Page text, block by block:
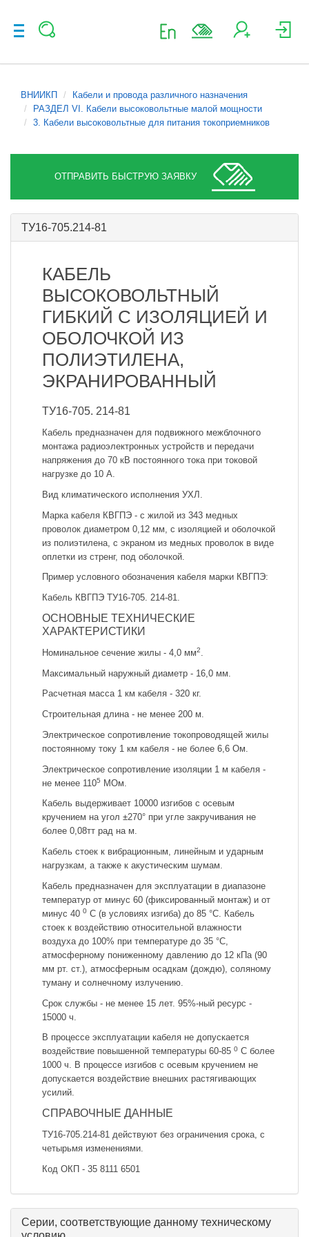
ВНИИКП
Кабели и провода различного назначения
РАЗДЕЛ VI. Кабели высоковольтные малой мощности
3. Кабели высоковольтные для питания токоприемников
ОТПРАВИТЬ БЫСТРУЮ ЗАЯВКУ
ТУ16-705.214-81
КАБЕЛЬ
ВЫСОКОВОЛЬТНЫЙ
ГИБКИЙ С ИЗОЛЯЦИЕЙ И
ОБОЛОЧКОЙ ИЗ
ПОЛИЭТИЛЕНА,
ЭКРАНИРОВАННЫЙ
ТУ16-705. 214-81
Кабель предназначен для подвижного межблочного
монтажа радиоэлектронных устройств и передачи
напряжения до 70 кВ постоянного тока при токовой
нагрузке до 10 А.
Вид климатического исполнения УХЛ.
Марка кабеля КВГПЭ - с жилой из 343 медных
проволок диаметром 0,12 мм, с изоляцией и оболочкой
из полиэтилена, с экраном из медных проволок в виде
оплетки из стренг, под оболочкой.
Пример условного обозначения кабеля марки КВГПЭ:
Кабель КВГПЭ ТУ16-705. 214-81.
ОСНОВНЫЕ ТЕХНИЧЕСКИЕ
ХАРАКТЕРИСТИКИ
Номинальное сечение жилы - 4,0 мм2
Максимальный наружный диаметр - 16,0 мм.
Расчетная масса 1 км кабеля - 320 кг.
Строительная длина - не менее 200 м.
Электрическое сопротивление токопроводящей жилы
постоянному току 1 км кабеля - не более 6,6 Ом.
Электрическое сопротивление изоляции 1 м кабеля -
не менее 1105 МОм.
Кабель выдерживает 10000 изгибов с осевым
кручением на угол ±270° при угле закручивания не
более 0,08тт рад на м.
Кабель стоек к вибрационным, линейным и ударным
нагрузкам, а также к акустическим шумам.
Кабель предназначен для эксплуатации в диапазоне
температур от минус 60 (фиксированный монтаж) и от
минус 40 0 С (в условиях изгиба) до 85 °С. Кабель
стоек к воздействию относительной влажности
воздуха до 100% при температуре до 35 °С,
атмосферному пониженному давлению до 12 кПа (90
мм рт. ст.), атмосферным осадкам (дождю), соляному
туману и солнечному излучению.
Срок службы - не менее 15 лет. 95%-ный ресурс -
15000 ч.
В процессе эксплуатации кабеля не допускается
воздействие повышенной температуры 60-85 0 С более
1000 ч. В процессе изгибов с осевым кручением не
допускается воздействие внешних растягивающих
усилий.
СПРАВОЧНЫЕ ДАННЫЕ
ТУ16-705.214-81 действуют без ограничения срока, с
четырьмя изменениями.
Код ОКП - 35 8111 6501
Серии, соответствующие данному техническому